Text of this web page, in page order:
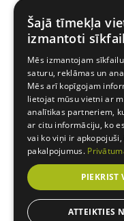
Šajā tīmekļa
izmantoti
Mēs izmantojam
saturu, reklāmas un
Mēs arī kopīgojam
lietojat mūsu vietni ar
analītikas partneriem,
ar citu informāciju, ko
vai ko viņi ir
pakalpojumus.
PIEKRIST
ATTEIKTIES